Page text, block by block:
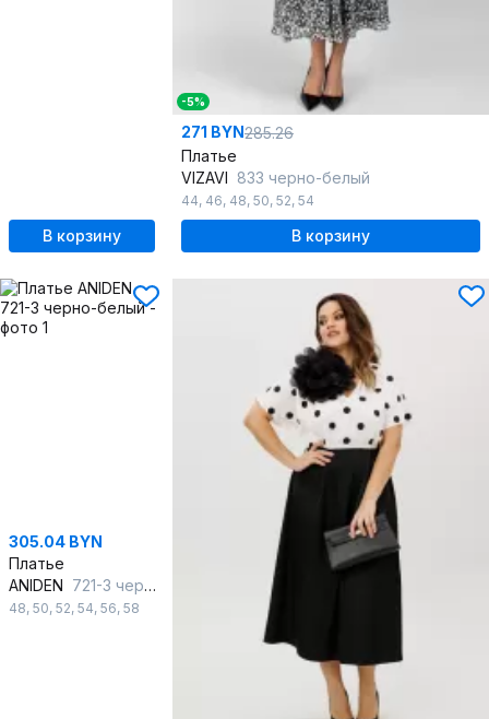
В корзину
-5%
271 BYN285.26
Платье
VIZAVI 833 черно-белый
44, 46, 48, 50, 52, 54
В корзину
305.04 BYN
Платье
ANIDEN 721-3 черно-белый
48, 50, 52, 54, 56, 58